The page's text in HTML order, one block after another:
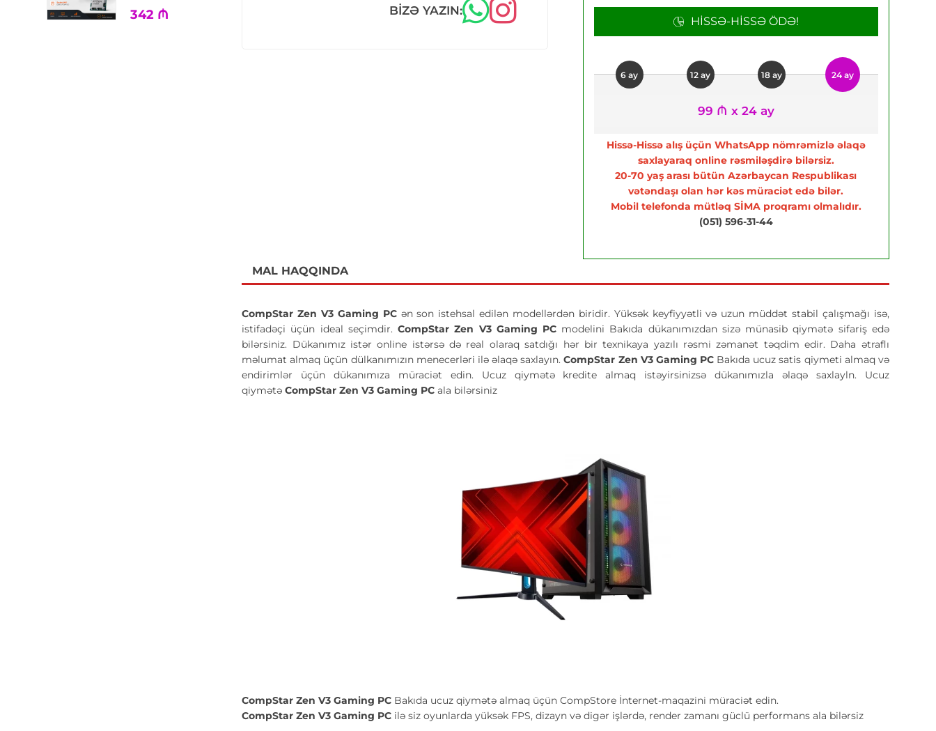
342 ₼ BIZƏ YAZIN:
HISSƏ-HISSƏ ÖDƏ!
6 ay 12 ay 18 ay 24 ay
99 ₼ x 24 ay
Hissə-Hissə alış üçün WhatsApp nömrəmizlə əlaqə
saxlayaraq online rəsmiləşdirə bilərsiz.
20-70 yaş arası bütün Azərbaycan Respublikası
vətəndaşı olan hər kəs müraciət edə bilər.
Mobil telefonda mütləq SİMA proqramı olmalıdır.
(051) 596-31-44
MAL HAQQINDA
CompStar Zen V3 Gaming PCən son istehsal edilən modellərdən biridir. Yüksək keyfiyyətli və uzun müddət stabil çalışmağı isə,
istifadəçi üçün ideal seçimdir.CompStar Zen V3 Gaming PC modelini Bakıda dükanımızdan sizə münasib qiymətə sifariş edə
bilərsiniz. Dükanımız istər online istərsə də real olaraq satdığı hər bir texnikaya yazılı rəsmi zəmanət təqdim edir. Daha ətraflı
məlumat almaq üçün dülkanımızın menecerləri ilə əlaqə saxlayın.CompStar Zen V3 Gaming PC Bakıda ucuz satis qiymeti almaq və
endirimlər üçün dükanımıza müraciət edin. Ucuz qiymətə kredite almaq istəyirsinizsə dükanımızla əlaqə saxlayln. Ucuz
qiymətəCompStar Zen V3 Gaming PC ala bilərsiniz
CompStar Zen V3 Gaming PC Bakıda ucuz qiymətə almaq üçün CompStore İnternet-maqazini müraciət edin.
CompStar Zen V3 Gaming PC ilə siz oyunlarda yüksək FPS, dizayn və digər işlərdə, render zamanı güclü performans ala bilərsiz